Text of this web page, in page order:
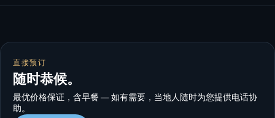
直接预订
随时恭候。
最优价格保证，含早餐 — 如有需要，当地人随时为您提供电话协
助。